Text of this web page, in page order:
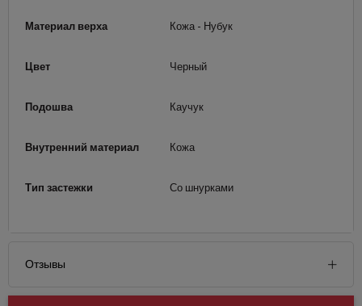
Материал верха Кожа - Нубук
Цвет Черный
Подошва Каучук
Внутренний материал Кожа
Тип застежки Со шнурками
Отзывы